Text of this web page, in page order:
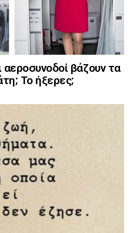
αεροσυνοδοί βάζουν τα
Το ήξερες;